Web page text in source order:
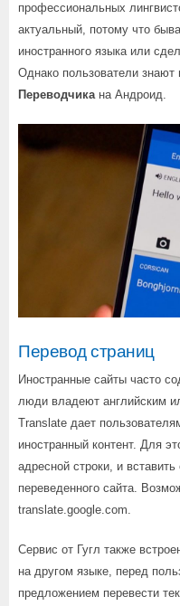
профессиональных
актуальный, потому что
иностранного языка или
Однако пользователи знают
Переводчикана Андроид.
Перевод страниц
Иностранные сайты часто
люди владеют английским
Translate дает
иностранный контент. Для
адресной строки, и
переведенного сайта.
translate.google.com.
Сервис от Гугл также
на другом языке, перед
предложением перевести